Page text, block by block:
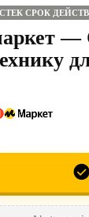
СРОК
—